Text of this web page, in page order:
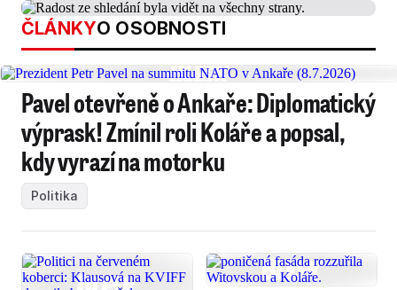
ČLÁNKYO OSOBNOSTI
Pavel otevřeně o Ankaře: Diplomatický
výprask! Zmínil roli Koláře a popsal,
kdy vyrazí na motorku
Politika